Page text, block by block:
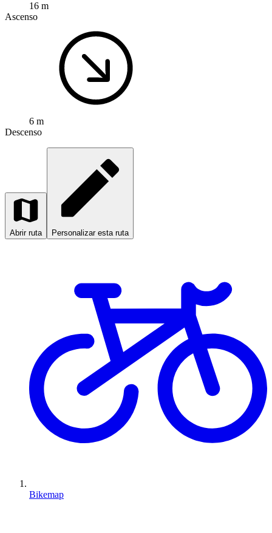
16 m
Ascenso
6 m
Descenso
Abrir ruta Personalizar esta ruta
Bikemap